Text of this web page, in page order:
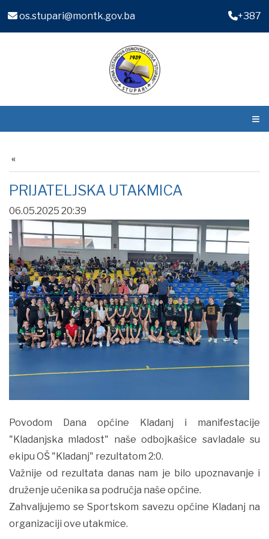
os.stupari@montk.gov.ba +387
≡
PRIJATELJSKA UTAKMICA
06.05.2025 20:39
Povodom Dana općine Kladanj i manifestacije
"Kladanjska mladost" naše odbojkašice savladale su
ekipu OŠ "Kladanj" rezultatom 2:0.
Važnije od rezultata danas nam je bilo upoznavanje i
druženje učenika sa područja naše općine.
Zahvaljujemo se Sportskom savezu općine Kladanj na
organizaciji ove utakmice.